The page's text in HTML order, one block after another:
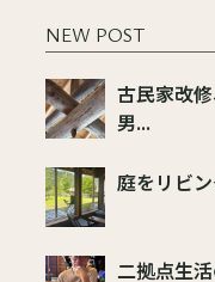
NEW POST
古民家改
男...
庭をリビ
二拠点生